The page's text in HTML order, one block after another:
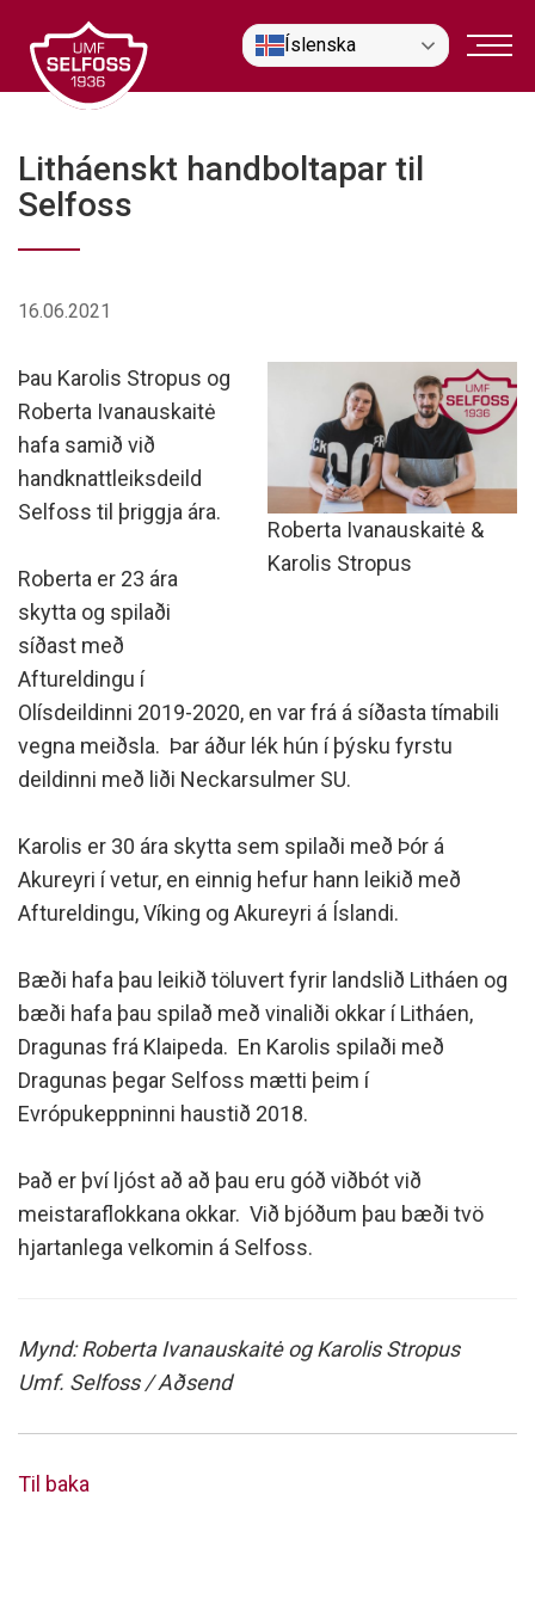
efni
Íslenska
Litháenskt handboltapar til
Selfoss
16.06.2021
Roberta Ivanauskaitė &
Karolis Strop­us
Þau Karolis Stropus og
Roberta Ivanauskaitė
hafa samið við
handknattleiksdeild
Selfoss til þriggja ára.
Roberta er 23 ára
skytta og spilaði
síðast með
Aftureldingu í
Olísdeildinni 2019-2020, en var frá á síðasta tímabili
vegna meiðsla. Þar áður lék hún í þýsku fyrstu
deildinni með liði Neckarsulmer SU.
Karolis er 30 ára skytta sem spilaði með Þór á
Akureyri í vetur, en einnig hefur hann leikið með
Aftureldingu, Víking og Akureyri á Íslandi.
Bæði hafa þau leikið töluvert fyrir landslið Litháen og
bæði hafa þau spilað með vinaliði okkar í Litháen,
Dragunas frá Klaipeda. En Karolis spilaði með
Dragunas þegar Selfoss mætti þeim í
Evrópukeppninni haustið 2018.
Það er því ljóst að að þau eru góð viðbót við
meistaraflokkana okkar. Við bjóðum þau bæði tvö
hjartanlega velkomin á Selfoss.
Mynd: Roberta Ivanauskaitė og Karolis Stropus
Umf. Selfoss / Aðsend
Til baka